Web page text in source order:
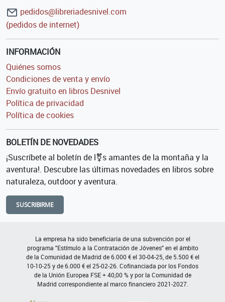
pedidos@libreriadesnivel.com
(pedidos de internet)
INFORMACIÓN
Quiénes somos
Condiciones de venta y envío
Envío gratuito en libros Desnivel
Política de privacidad
Política de cookies
BOLETÍN DE NOVEDADES
¡Suscríbete al boletín de l⚧s amantes de la montaña y la
aventura!. Descubre las últimas novedades en libros sobre
naturaleza, outdoor y aventura.
SUSCRIBIRME
La empresa ha sido beneficiaria de una subvención por el
programa "Estímulo a la Contratación de Jóvenes" en el ámbito
de la Comunidad de Madrid de 6.000 € el 30-04-25, de 5.500 € el
10-10-25 y de 6.000 € el 25-02-26. Cofinanciada por los Fondos
de la Unión Europea FSE + 40,00 % y por la Comunidad de
Madrid correspondiente al marco financiero 2021-2027.